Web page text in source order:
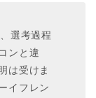
選考過程
ンと違
は受けま
イフレン